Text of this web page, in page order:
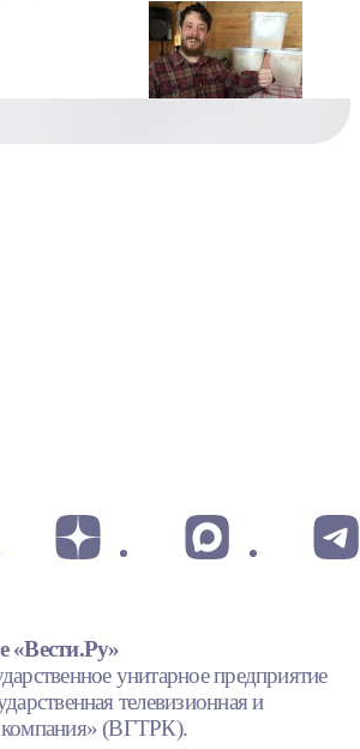
«Вести.Ру»
унитарное предприятие
телевизионная и
компания» (ВГТРК).